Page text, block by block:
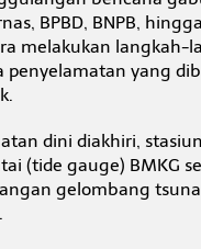
BPBD, BNPB,
melakukan langkah-
penyelamatan yang
dini diakhiri,
(tide gauge) BMKG
gelombang